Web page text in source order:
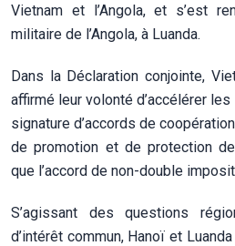
Vietnam et l’Angola, et s’est
militaire de l’Angola, à Luanda.
Dans la Déclaration conjointe,
affirmé leur volonté d’accélérer
signature d’accords de
de promotion et de protection
que l’accord de non-double
S’agissant des questions
d’intérêt commun, Hanoï et